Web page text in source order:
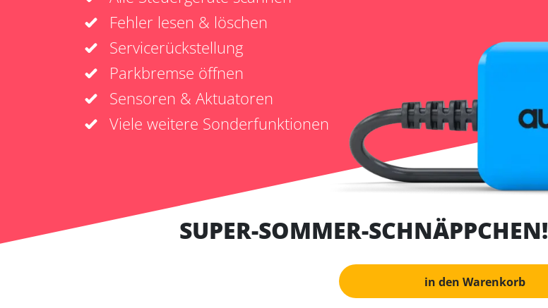
Fehler lesen & löschen
Servicerückstellung
Parkbremse öffnen
Sensoren & Aktuatoren
Viele weitere Sonderfunktionen
SUPER-SOMMER-SCHNÄPPCHEN!
in den Warenkorb